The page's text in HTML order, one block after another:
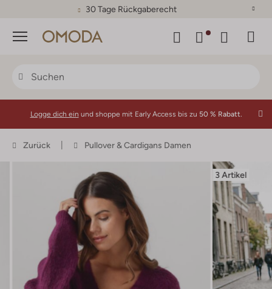
30 Tage Rückgaberecht
Menü
Logge dich ein und shoppe mit Early Access bis zu 50 % Rabatt.
Zurück Pullover & Cardigans Damen
3 Artikel